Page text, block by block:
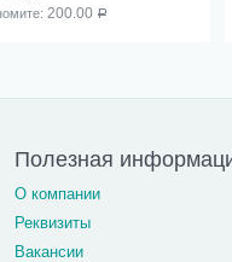
200.00 Р
Полезная
О компании
Реквизиты
Вакансии